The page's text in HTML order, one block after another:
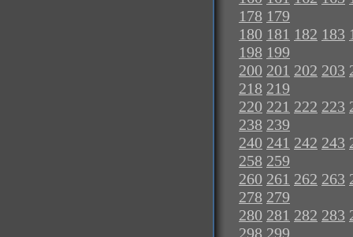
178 179
180 181 182 183
198 199
200 201 202 203
218 219
220 221 222 223
238 239
240 241 242 243
258 259
260 261 262 263
278 279
280 281 282 283
298 299